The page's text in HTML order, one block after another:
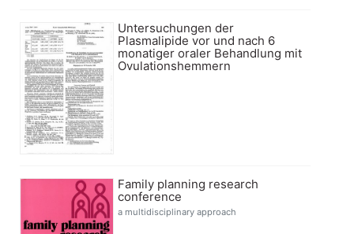
Untersuchungen der
Plasmalipide vor und nach 6
monatiger oraler Behandlung mit
Ovulationshemmern
Family planning research
conference
a multidisciplinary approach